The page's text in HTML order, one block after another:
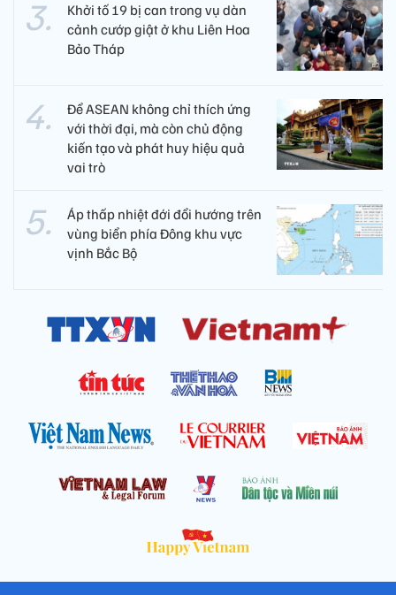
Khởi tố 19 bị can trong vụ dàn
cảnh cướp giật ở khu Liên Hoa
Bảo Tháp
Để ASEAN không chỉ thích ứng
với thời đại, mà còn chủ động
kiến tạo và phát huy hiệu quả
vai trò
Áp thấp nhiệt đới đổi hướng trên
vùng biển phía Đông khu vực
vịnh Bắc Bộ